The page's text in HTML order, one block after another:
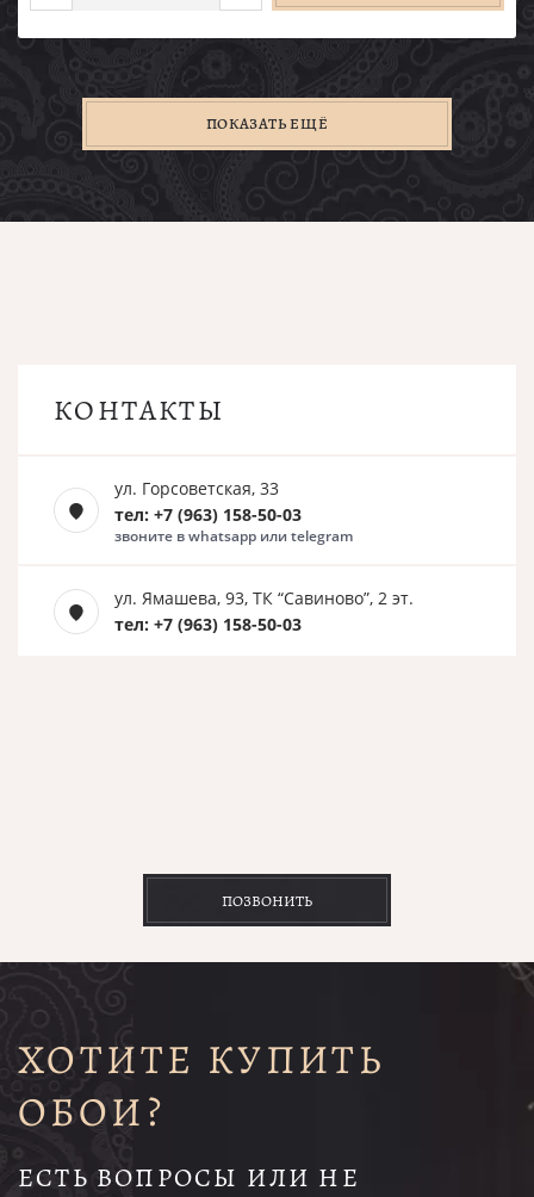
ПОКАЗАТЬ ЕЩЁ
КОНТАКТЫ
ул. Горсоветская, 33
тел: +7 (963) 158-50-03
звоните в whatsapp или telegram
ул. Ямашева, 93, ТК “Савиново”, 2 эт.
тел: +7 (963) 158-50-03
ПОЗВОНИТЬ
ХОТИТЕ КУПИТЬ
ОБОИ?
ЕСТЬ ВОПРОСЫ ИЛИ НЕ